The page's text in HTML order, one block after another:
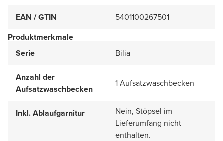
EAN / GTIN
5401100267501
Produktmerkmale
Serie
Bilia
Anzahl der
Aufsatzwaschbecken
1 Aufsatzwaschbecken
Inkl. Ablaufgarnitur
Nein, Stöpsel im
Lieferumfang nicht
enthalten.